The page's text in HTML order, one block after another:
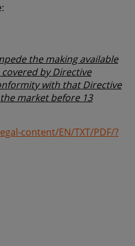
the making available
by Directive
with that Directive
market before 13
content/EN/TXT/PDF/?